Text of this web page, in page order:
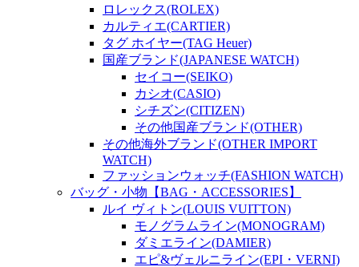
ロレックス(ROLEX)
カルティエ(CARTIER)
タグ ホイヤー(TAG Heuer)
国産ブランド(JAPANESE WATCH)
セイコー(SEIKO)
カシオ(CASIO)
シチズン(CITIZEN)
その他国産ブランド(OTHER)
その他海外ブランド(OTHER IMPORT
WATCH)
ファッションウォッチ(FASHION WATCH)
バッグ・小物【BAG・ACCESSORIES】
ルイ ヴィトン(LOUIS VUITTON)
モノグラムライン(MONOGRAM)
ダミエライン(DAMIER)
エピ&ヴェルニライン(EPI・VERNI)